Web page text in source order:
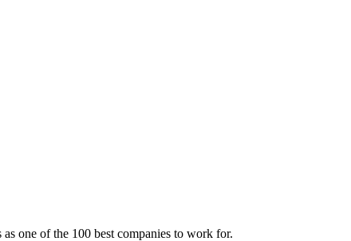
one of the 100 best companies to work for.